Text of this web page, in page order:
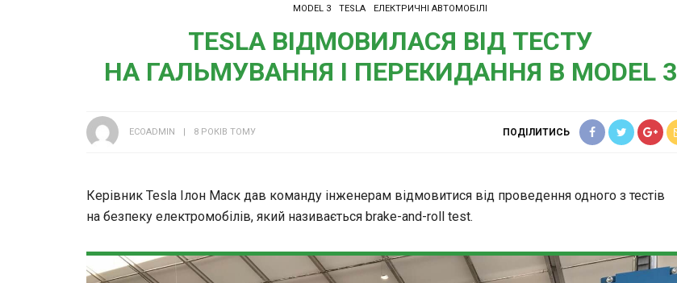
MODEL 3 TESLA ЕЛЕКТРИЧНІ АВТОМОБІЛІ
TESLA ВІДМОВИЛАСЯ ВІД ТЕСТУ
НА ГАЛЬМУВАННЯ І ПЕРЕКИДАННЯ В MODEL 3
ECOADMIN 8 РОКІВ ТОМУ ПОДІЛИТИСЬ
Керівник Tesla Ілон Маск дав команду інженерам відмовитися від проведення одного з тестів
на безпеку електромобілів, який називається brake-and-roll test.